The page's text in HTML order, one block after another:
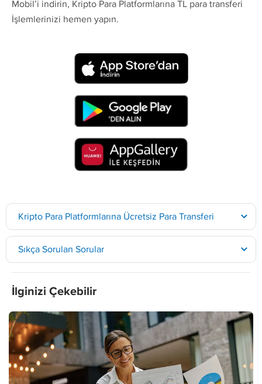
Mobil’i indirin, Kripto Para Platformlarına TL para transferi
İşlemlerinizi hemen yapın.
Kripto Para Platformlarına Ücretsiz Para Transferi
Sıkça Sorulan Sorular
İlginizi Çekebilir